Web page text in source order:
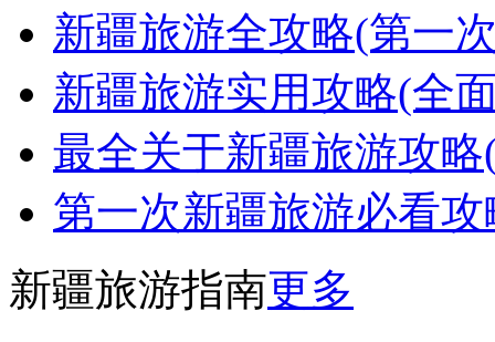
新疆旅游全攻略(第一
新疆旅游实用攻略(全
最全关于新疆旅游攻
第一次新疆旅游必看
新疆旅游指南更多